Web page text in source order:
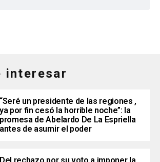
interesar
“Seré un presidente de las regiones ,
ya por fin cesó la horrible noche”: la
promesa de Abelardo De La Espriella
antes de asumir el poder